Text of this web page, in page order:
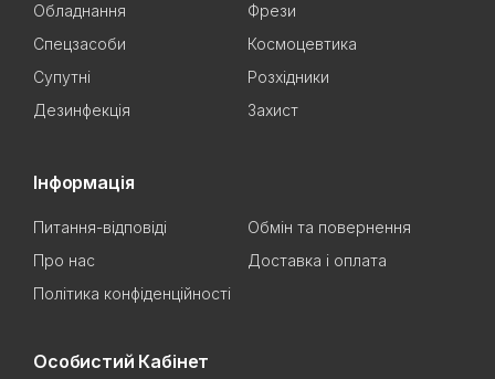
Обладнання
Фрези
Спецзасоби
Космоцевтика
Супутні
Розхідники
Дезинфекція
Захист
Інформація
Питання-відповіді
Обмін та повернення
Про нас
Доставка і оплата
Політика конфіденційності
Особистий Кабінет